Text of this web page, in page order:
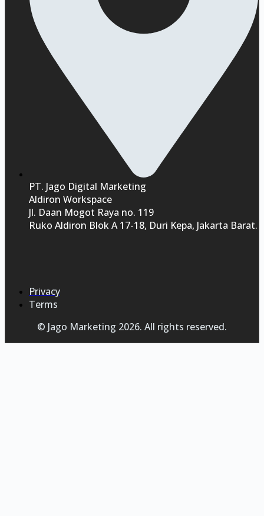
PT. Jago Digital Marketing
Aldiron Workspace
Jl. Daan Mogot Raya no. 119
Ruko Aldiron Blok A 17-18, Duri Kepa, Jakarta Barat.
Privacy
Terms
© Jago Marketing 2026. All rights reserved.